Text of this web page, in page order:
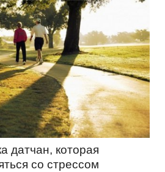
датчан, которая
со стрессом